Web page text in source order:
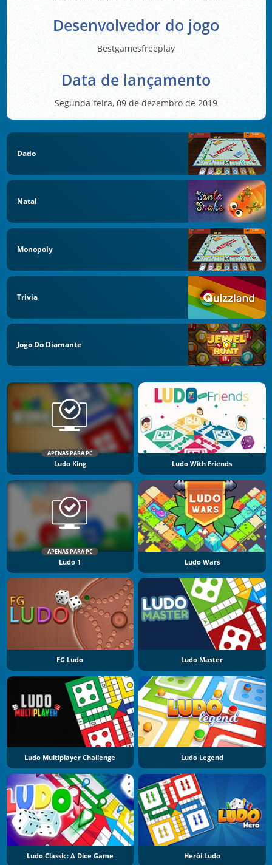
Desenvolvedor do jogo
Bestgamesfreeplay
Data de lançamento
Segunda-feira, 09 de dezembro de 2019
Dado
Natal
Monopoly
Trivia
Jogo Do Diamante
APENAS PARA PC
Ludo King Ludo With Friends
APENAS PARA PC
Ludo 1 Ludo Wars
FG Ludo Ludo Master
Ludo Multiplayer Challenge Ludo Legend
Ludo Classic: A Dice Game Herói Ludo